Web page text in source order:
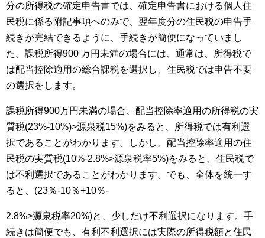
分の所得税の確定申告書では、確定申告書における個人住
民税に係る附記事項へのみで、翌年度分の住民税の申告手
続きが完結できるように、手続きが簡便になっていまし
た。課税所得900 万円未満の場合には、通常は、所得税で
は配当控除適用の総合課税を選択し、住民税では申告不要
の選択をします。
課税所得900万円未満の場合、配当控除率適用の所得税の実
質税(23%-10%)>源泉税15%)をみると、所得税では有利選
択であることがわかります。しかし、配当控除率適用の住
民税の実質税(10%-2.8%>源泉税率5%)をみると、住民税で
は不利選択であることがわかります。でも、全体を統一す
ると、(23％-10％+10％-
2.8%>源泉税率20%)と、少しだけ不利選択になります。手
続きは簡便でも、有利不利選択には実際の所得税額と住民